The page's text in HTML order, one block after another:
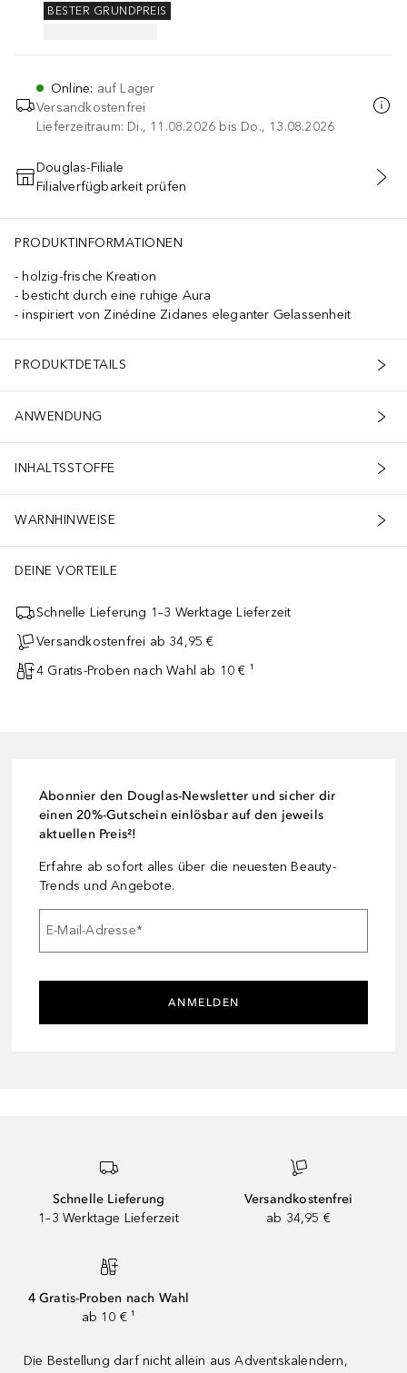
BESTER GRUNDPREIS
Online: auf Lager
Versandkostenfrei
Lieferzeitraum: Di., 11.08.2026 bis Do., 13.08.2026
IN DEN WARENKORB
Douglas-Filiale
Filialverfügbarkeit prüfen
PRODUKTINFORMATIONEN
holzig-frische Kreation
besticht durch eine ruhige Aura
inspiriert von Zinédine Zidanes eleganter Gelassenheit
PRODUKTDETAILS
ANWENDUNG
INHALTSSTOFFE
WARNHINWEISE
DEINE VORTEILE
Schnelle Lieferung 1–3 Werktage Lieferzeit
Versandkostenfrei ab 34,95 €
4 Gratis-Proben nach Wahl ab 10 € ¹
Abonnier den Douglas-Newsletter und sicher dir
einen 20%-Gutschein einlösbar auf den jeweils
aktuellen Preis²!
Erfahre ab sofort alles über die neuesten Beauty-
Trends und Angebote.
E-Mail-Adresse*
ANMELDEN
Schnelle Lieferung
1–3 Werktage Lieferzeit
Versandkostenfrei
ab 34,95 €
4 Gratis-Proben nach Wahl
ab 10 € ¹
Die Bestellung darf nicht allein aus Adventskalendern,